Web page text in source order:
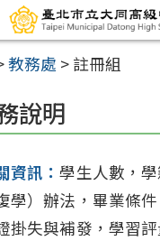
教務處 > 註冊組
說明
資訊：學生人數，
學）辦法，畢業條
掛失與補發，學習